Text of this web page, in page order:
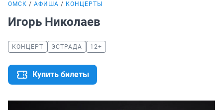
ОМСК АФИША КОНЦЕРТЫ
Игорь Николаев
КОНЦЕРТ ЭСТРАДА 12+
Купить билеты